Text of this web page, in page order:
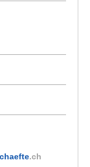
.ch